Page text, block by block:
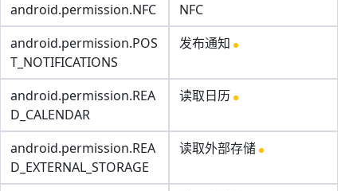
android.permission.NFC
NFC
android.permission.POS
T_NOTIFICATIONS
发布通知
android.permission.REA
D_CALENDAR
读取日历
android.permission.REA
D_EXTERNAL_STORAGE
读取外部存储